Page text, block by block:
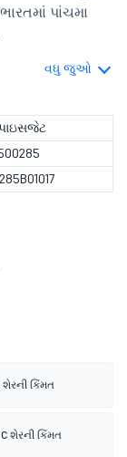
પાંચમા
વધુ જુઓ
શેરની કિંમત
શેરની કિંમત